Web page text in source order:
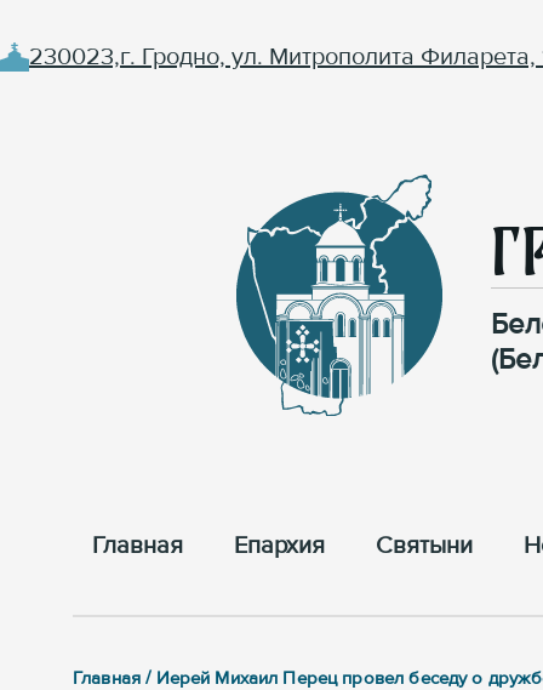
230023,г. Гродно, ул. Митрополита Филарета,
Главная Епархия Cвятыни
Главная / Иерей Михаил Перец провел беседу о